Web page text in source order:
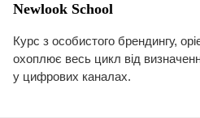
Newlook School
Курс з особистого брендингу,
охоплює весь цикл від
у цифрових каналах.